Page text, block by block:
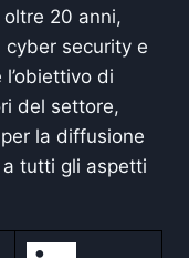
20 anni,
security e
di
del settore,
la diffusione
tutti gli aspetti